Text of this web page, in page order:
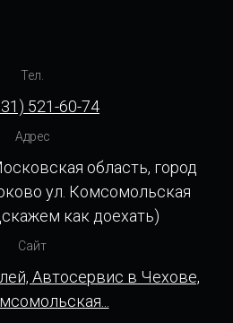
Тел.
521-60-74
Адрес
область, город
ул. Комсомольская
как доехать)
Сайт
Автосервис в Чехове,